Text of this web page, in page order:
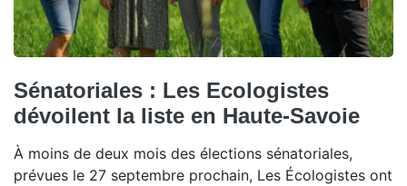
Sénatoriales : Les Ecologistes
dévoilent la liste en Haute-Savoie
À moins de deux mois des élections sénatoriales,
prévues le 27 septembre prochain, Les Écologistes ont